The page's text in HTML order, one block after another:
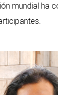
mundial ha